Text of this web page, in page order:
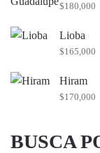
$180,000
Lioba
$165,000
Hiram
$170,000
BUSCA